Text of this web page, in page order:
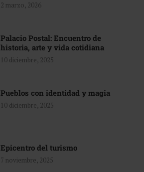
2 marzo, 2026
Palacio Postal: Encuentro de
historia, arte y vida cotidiana
10 diciembre, 2025
Pueblos con identidad y magia
10 diciembre, 2025
Epicentro del turismo
7 noviembre, 2025